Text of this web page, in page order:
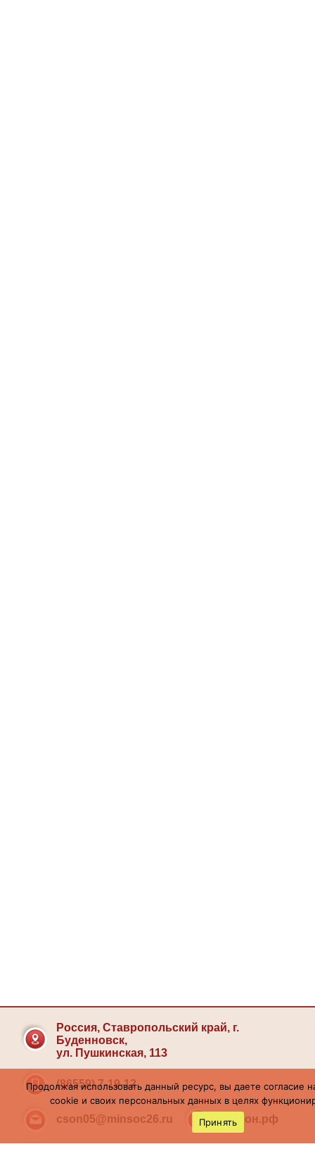
Россия, Ставропольский край, г.
Буденновск,
ул. Пушкинская, 113
(86559) 7-19-12
cson05@minsoc26.ru бкцсон.рф
Продолжая использовать данный ресурс, вы даете согласие
cookie и своих персональных данных в целях
Принять